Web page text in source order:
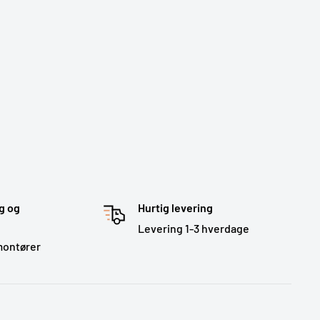
og
Hurtig levering
Levering 1-3 hverdage